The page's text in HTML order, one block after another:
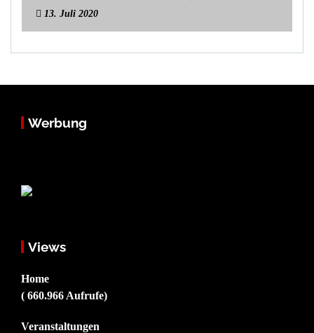
13. Juli 2020
Werbung
Views
Home
( 660.966 Aufrufe)
Veranstaltungen